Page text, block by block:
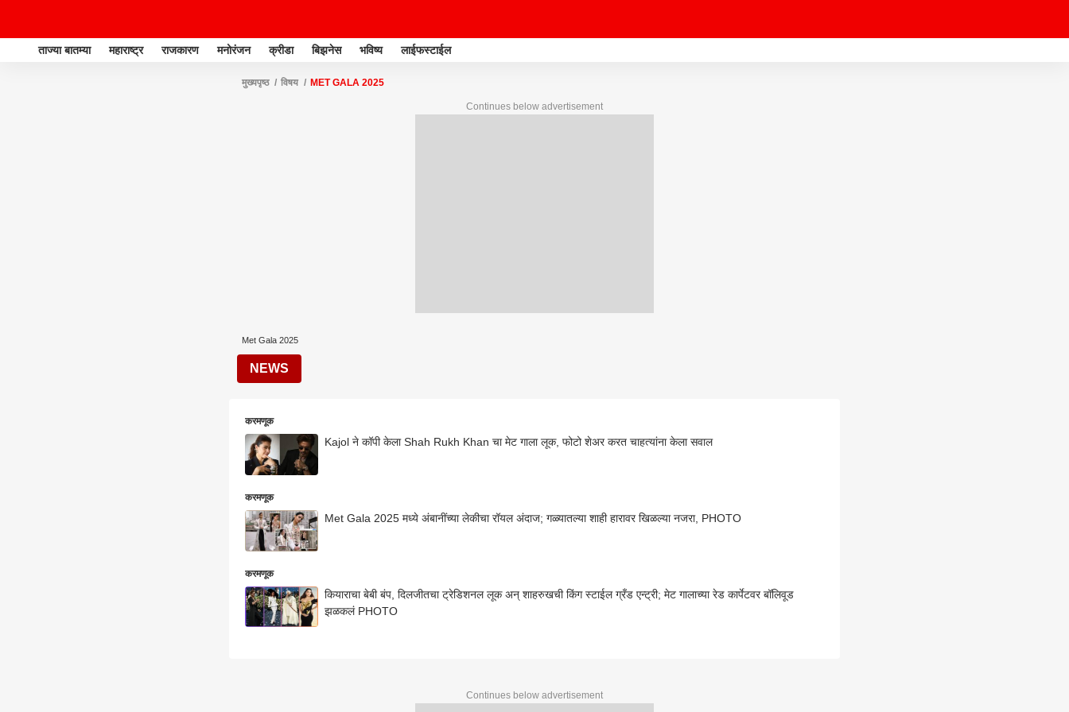
ताज्या बातम्या महाराष्ट्र राजकारण मनोरंजन क्रीडा बिझनेस भविष्य लाईफस्टाईल
मुख्यपृष्ठ विषय MET GALA 2025
Continues below advertisement
Met Gala 2025
NEWS
करमणूक
Kajol ने कॉपी केला Shah Rukh Khan चा मेट गाला लूक, फोटो शेअर करत चाहत्यांना केला सवाल
करमणूक
Met Gala 2025 मध्ये अंबानींच्या लेकीचा रॉयल अंदाज; गळ्यातल्या शाही हारावर खिळल्या नजरा, PHOTO
करमणूक
कियाराचा बेबी बंप, दिलजीतचा ट्रेडिशनल लूक अन् शाहरुखची किंग स्टाईल ग्रँड एन्ट्री; मेट गालाच्या रेड कार्पेटवर बॉलिवूड
झळकलं PHOTO
Continues below advertisement